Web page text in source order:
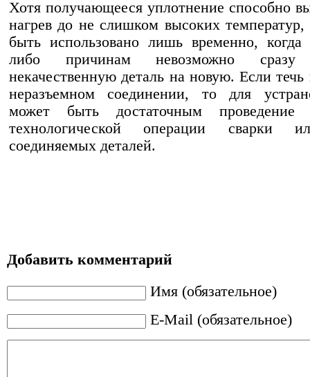
Хотя получающееся уплотнение способно
нагрев до не слишком высоких
быть использовано лишь временно,
либо причинам невозможно сразу
некачественную деталь на новую. Если течь
неразъемном соединении, то для
может быть достаточным проведение
технологической операции сварки
соединяемых деталей.
Добавить комментарий
Имя (обязательное)
E-Mail (обязательное)